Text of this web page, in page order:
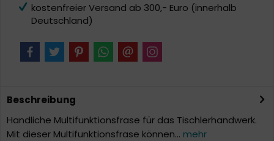
kostenfreier Versand ab 300,- Euro (innerhalb
Deutschland)
Beschreibung
Handliche Multifunktionsfrase für das Tischlerhandwerk.
Mit dieser Multifunktionsfrase können... mehr